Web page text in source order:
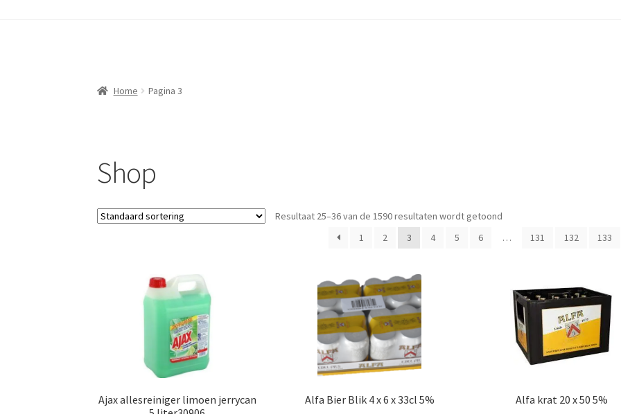
Home Pagina 3
Shop
Resultaat 25–36 van de 1590 resultaten wordt getoond
1
2 3 4 5 6 … 131 132 133
Ajax allesreiniger limoen jerrycan
Alfa Bier Blik 4 x 6 x 33cl 5% Alfa krat 20 x 50 5%